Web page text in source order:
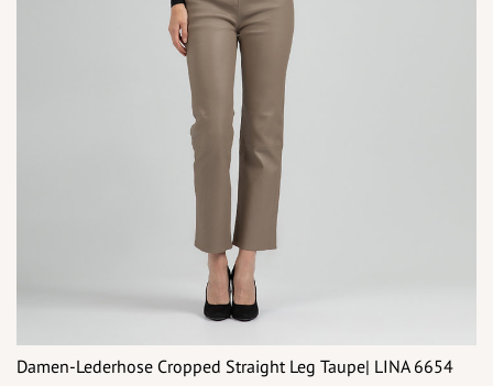
Damen-Lederhose Cropped Straight Leg Taupe| LINA 6654